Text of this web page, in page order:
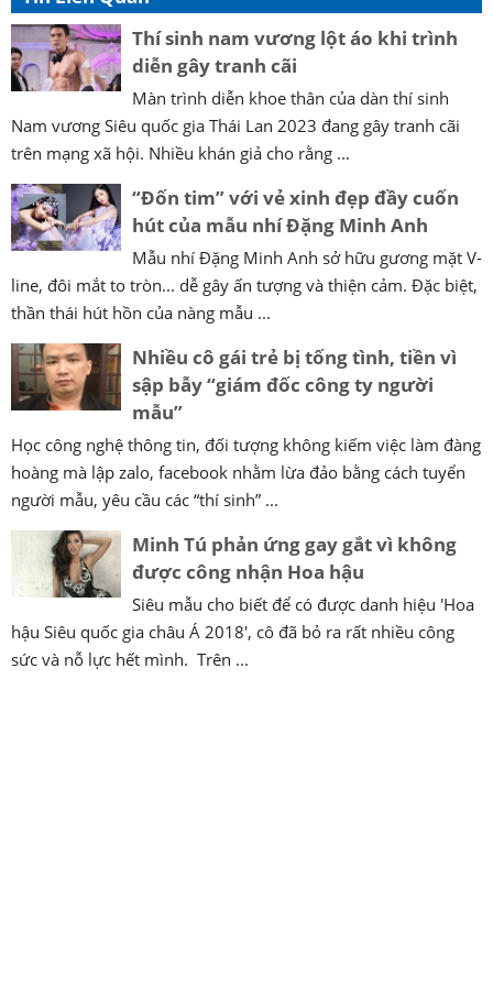
Thí sinh nam vương lột áo khi trình
diễn gây tranh cãi
Màn trình diễn khoe thân của dàn thí sinh
Nam vương Siêu quốc gia Thái Lan 2023 đang gây tranh cãi
trên mạng xã hội. Nhiều khán giả cho rằng ...
“Đốn tim” với vẻ xinh đẹp đầy cuốn
hút của mẫu nhí Đặng Minh Anh
Mẫu nhí Đặng Minh Anh sở hữu gương mặt V-
line, đôi mắt to tròn... dễ gây ấn tượng và thiện cảm. Đặc biệt,
thần thái hút hồn của nàng mẫu ...
Nhiều cô gái trẻ bị tống tình, tiền vì
sập bẫy “giám đốc công ty người
mẫu”
Học công nghệ thông tin, đối tượng không kiếm việc làm đàng
hoàng mà lập zalo, facebook nhằm lừa đảo bằng cách tuyển
người mẫu, yêu cầu các “thí sinh” ...
Minh Tú phản ứng gay gắt vì không
được công nhận Hoa hậu
Siêu mẫu cho biết để có được danh hiệu 'Hoa
hậu Siêu quốc gia châu Á 2018', cô đã bỏ ra rất nhiều công
sức và nỗ lực hết mình. Trên ...